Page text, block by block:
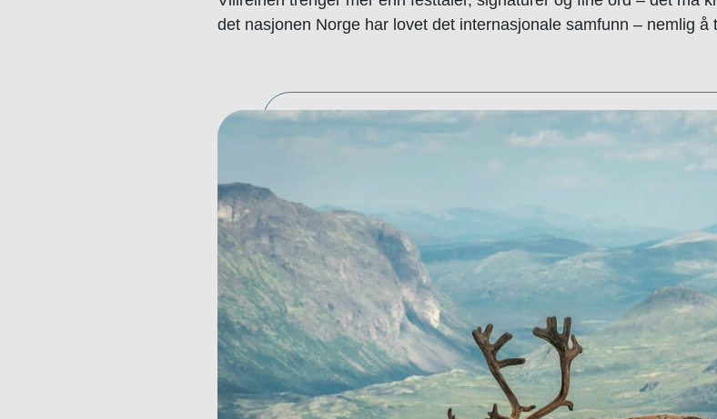
det nasjonen Norge har lovet det internasjonale samfunn – nemlig å